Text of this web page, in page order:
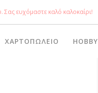
Σας ευχόμαστε καλό καλοκαίρι!
ΧΑΡΤΟΠΩΛΕΊΟ HOBBY